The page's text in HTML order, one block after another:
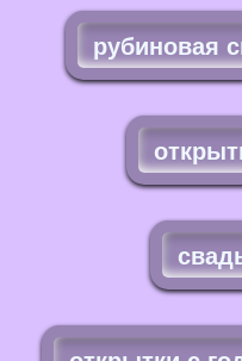
рубиновая